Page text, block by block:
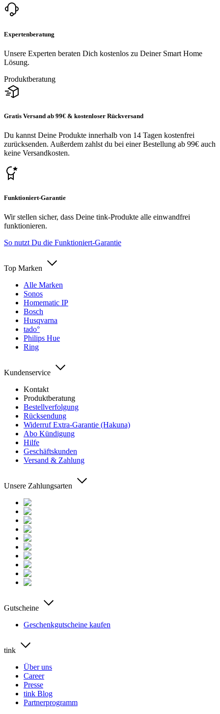
Expertenberatung
Unsere Experten beraten Dich kostenlos zu Deiner Smart Home
Lösung.
Produktberatung
Gratis Versand ab 99€ & kostenloser Rückversand
Du kannst Deine Produkte innerhalb von 14 Tagen kostenfrei
zurücksenden. Außerdem zahlst du bei einer Bestellung ab 99€ auch
keine Versandkosten.
Funktioniert-Garantie
Wir stellen sicher, dass Deine tink-Produkte alle einwandfrei
funktionieren.
So nutzt Du die Funktioniert-Garantie
Top Marken
Alle Marken
Sonos
Homematic IP
Bosch
Husqvarna
tado°
Philips Hue
Ring
Kundenservice
Kontakt
Produktberatung
Bestellverfolgung
Rücksendung
Widerruf Extra-Garantie (Hakuna)
Abo Kündigung
Hilfe
Geschäftskunden
Versand & Zahlung
Unsere Zahlungsarten
Gutscheine
Geschenkgutscheine kaufen
tink
Über uns
Career
Presse
tink Blog
Partnerprogramm